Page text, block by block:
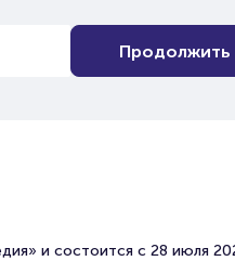
Продолжить
и состоится с 28 июля